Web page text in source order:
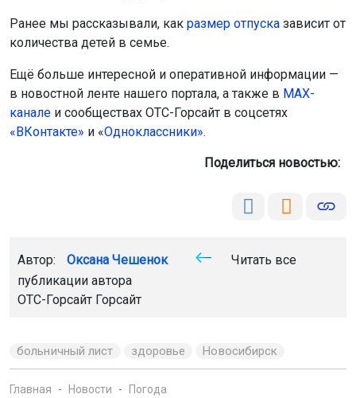
Ранее мы рассказывали, как размер отпуска зависит от
количества детей в семье.
Ещё больше интересной и оперативной информации —
в новостной ленте нашего портала, а также в МАХ-
канале и сообществах ОТС-Горсайт в соцсетях
«ВКонтакте» и «Одноклассники».
Поделиться новостью:
Автор: Оксана Чешенок
Читать все
публикации автора
ОТС-Горсайт Горсайт
больничный лист здоровье Новосибирск
Главная Новости Погода